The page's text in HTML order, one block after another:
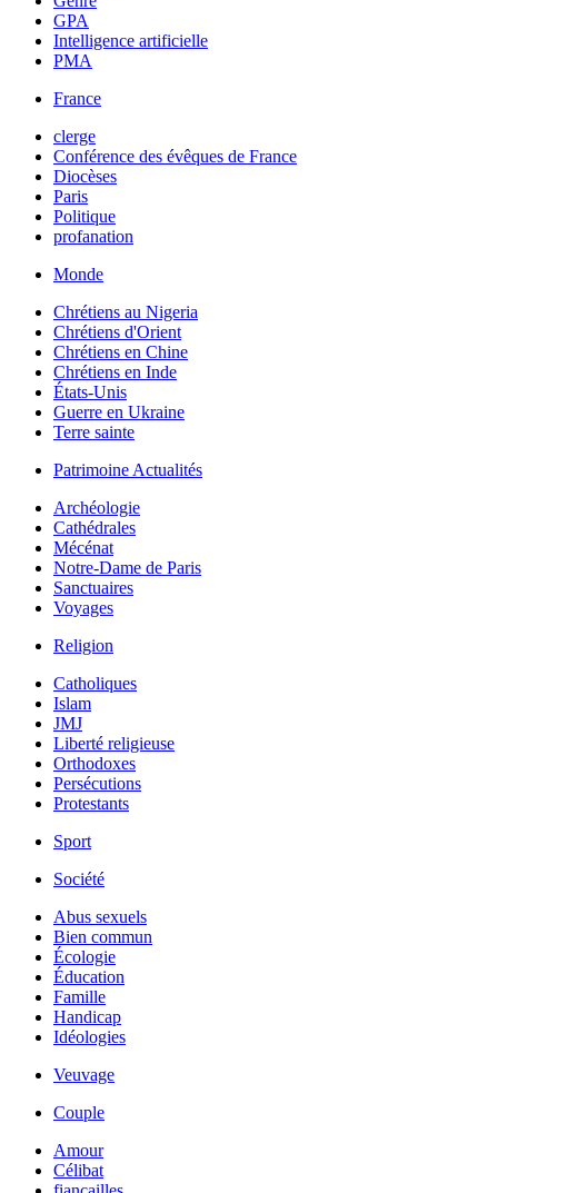
GPA
Intelligence artificielle
PMA
France
clerge
Conférence des évêques de France
Diocèses
Paris
Politique
profanation
Monde
Chrétiens au Nigeria
Chrétiens d'Orient
Chrétiens en Chine
Chrétiens en Inde
États-Unis
Guerre en Ukraine
Terre sainte
Patrimoine Actualités
Archéologie
Cathédrales
Mécénat
Notre-Dame de Paris
Sanctuaires
Voyages
Religion
Catholiques
Islam
JMJ
Liberté religieuse
Orthodoxes
Persécutions
Protestants
Sport
Société
Abus sexuels
Bien commun
Écologie
Éducation
Famille
Handicap
Idéologies
Veuvage
Couple
Amour
Célibat